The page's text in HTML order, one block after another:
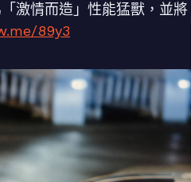
激情而造」性能猛獸，並將
89y3